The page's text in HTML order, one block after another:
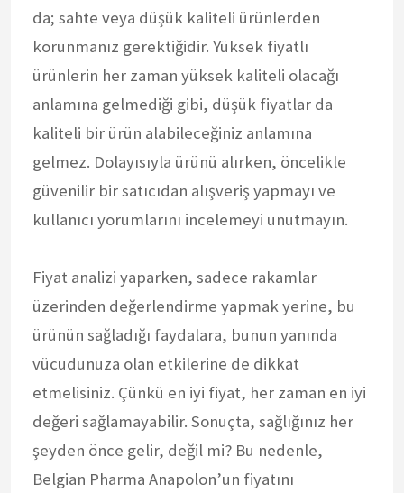
da; sahte veya düşük kaliteli ürünlerden
korunmanız gerektiğidir. Yüksek fiyatlı
ürünlerin her zaman yüksek kaliteli olacağı
anlamına gelmediği gibi, düşük fiyatlar da
kaliteli bir ürün alabileceğiniz anlamına
gelmez. Dolayısıyla ürünü alırken, öncelikle
güvenilir bir satıcıdan alışveriş yapmayı ve
kullanıcı yorumlarını incelemeyi unutmayın.
Fiyat analizi yaparken, sadece rakamlar
üzerinden değerlendirme yapmak yerine, bu
ürünün sağladığı faydalara, bunun yanında
vücudunuza olan etkilerine de dikkat
etmelisiniz. Çünkü en iyi fiyat, her zaman en iyi
değeri sağlamayabilir. Sonuçta, sağlığınız her
şeyden önce gelir, değil mi? Bu nedenle,
Belgian Pharma Anapolon’un fiyatını